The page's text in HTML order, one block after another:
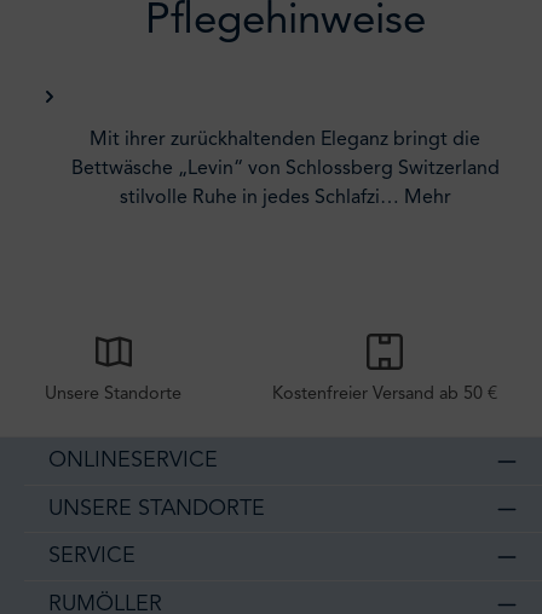
Pflegehinweise
Mit ihrer zurückhaltenden Eleganz bringt die
Bettwäsche „Levin“ von Schlossberg Switzerland
stilvolle Ruhe in jedes Schlafzi… Mehr
Unsere Standorte Kostenfreier Versand ab 50 €
ONLINESERVICE
UNSERE STANDORTE
SERVICE
RUMÖLLER